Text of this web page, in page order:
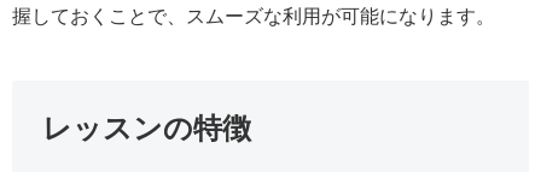
握しておくことで、スムーズな利用が可能になります。
レッスンの特徴